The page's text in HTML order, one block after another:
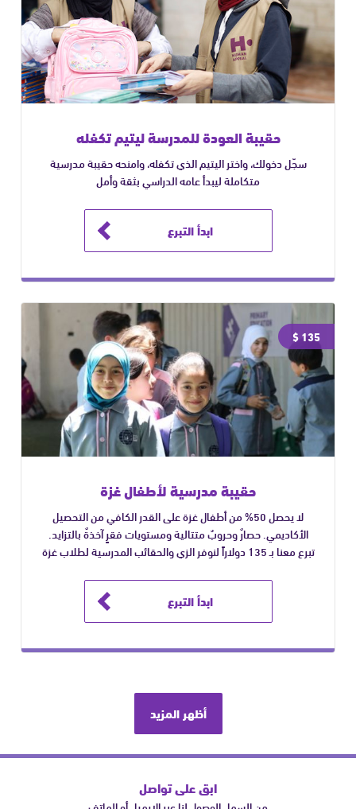
حقيبة العودة للمدرسة ليتيم تكفله
سجّل دخولك، واختر اليتيم الذي تكفله، وامنحه حقيبة مدرسية
متكاملة ليبدأ عامه الدراسي بثقة وأمل
ابدأ التبرع
135 $
حقيبة مدرسية لأطفال غزة
لا يحصل 50% من أطفال غزة على القدر الكافي من التحصيل
الأكاديمي. حصارٌ وحروبٌ متتالية ومستويات فقرٍ آخذةٌ بالتزايد.
تبرع معنا بـ 135 دولاراً لنوفر الزي والحقائب المدرسية لطلاب غزة
ابدأ التبرع
أظهر المزيد
ابق على تواصل